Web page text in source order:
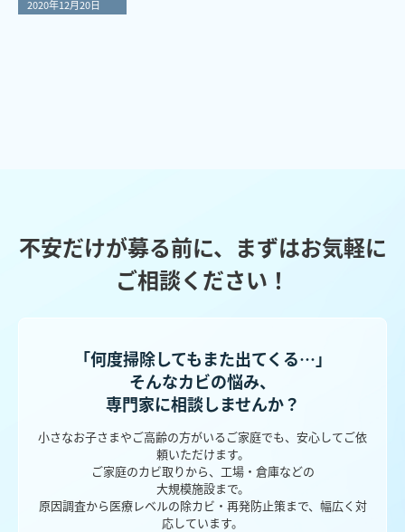
2020年12月20日
不安だけが募る前に、まずはお気軽に
ご相談ください！
「何度掃除してもまた出てくる…」
そんなカビの悩み、
専門家に相談しませんか？
小さなお子さまやご高齢の方がいるご家庭でも、安心してご依
頼いただけます。
ご家庭のカビ取りから、工場・倉庫などの
大規模施設まで。
原因調査から医療レベルの除カビ・再発防止策まで、幅広く対
応しています。